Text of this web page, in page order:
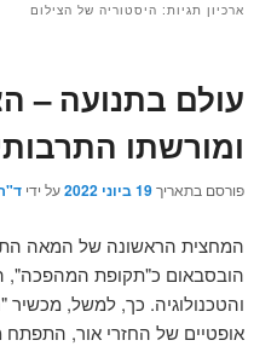
ארכיון תגיות: היסטוריה של הצילום
עולם בתנועה –
ומורשתו
פורסם בתאריך19 ביוני 2022 על ידי
המחצית הראשונה של המאה
הובסבאום כ"תקופת המהפכה",
והטכנולוגיה. כך, למשל,
אופטיים של החזרי אור, התפתח